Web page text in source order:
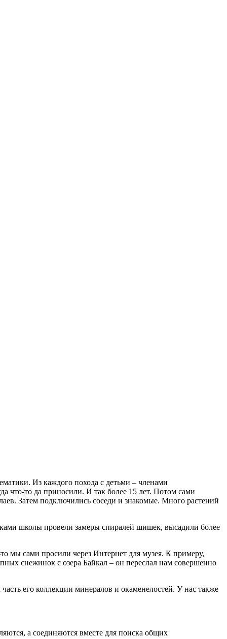
Из каждого похода с детьми – членами
что-то да приносили. И так более 15 лет. Потом сами
Затем подключились соседи и знакомые. Много растений
школы провели замеры спиралей шишек, высадили более
мы сами просили через Интернет для музея. К примеру,
снежинок с озера Байкал – он переслал нам совершенно
его коллекции минералов и окаменелостей. У нас также
а соединяются вместе для поиска общих